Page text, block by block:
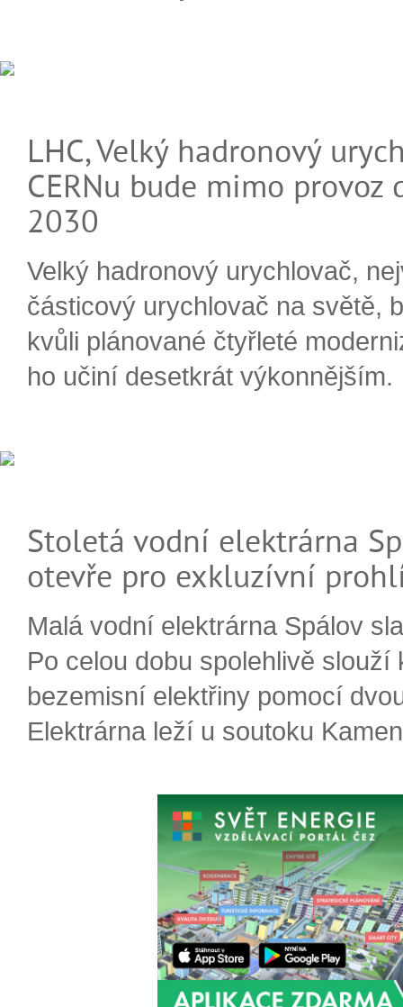
LHC, Velký hadronový
CERNu bude mimo provoz
2030
Velký hadronový urychlovač,
částicový urychlovač na světě,
kvůli plánované čtyřleté
ho učiní desetkrát výkonnějším.
Stoletá vodní elektrárna
otevře pro exkluzívní
Malá vodní elektrárna Spálov
Po celou dobu spolehlivě slouží
bezemisní elektřiny pomocí
Elektrárna leží u soutoku